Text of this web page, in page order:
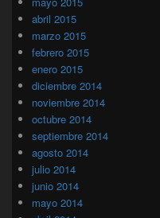
abril 2015
marzo 2015
febrero 2015
enero 2015
diciembre 2014
noviembre 2014
octubre 2014
septiembre 2014
agosto 2014
julio 2014
junio 2014
mayo 2014